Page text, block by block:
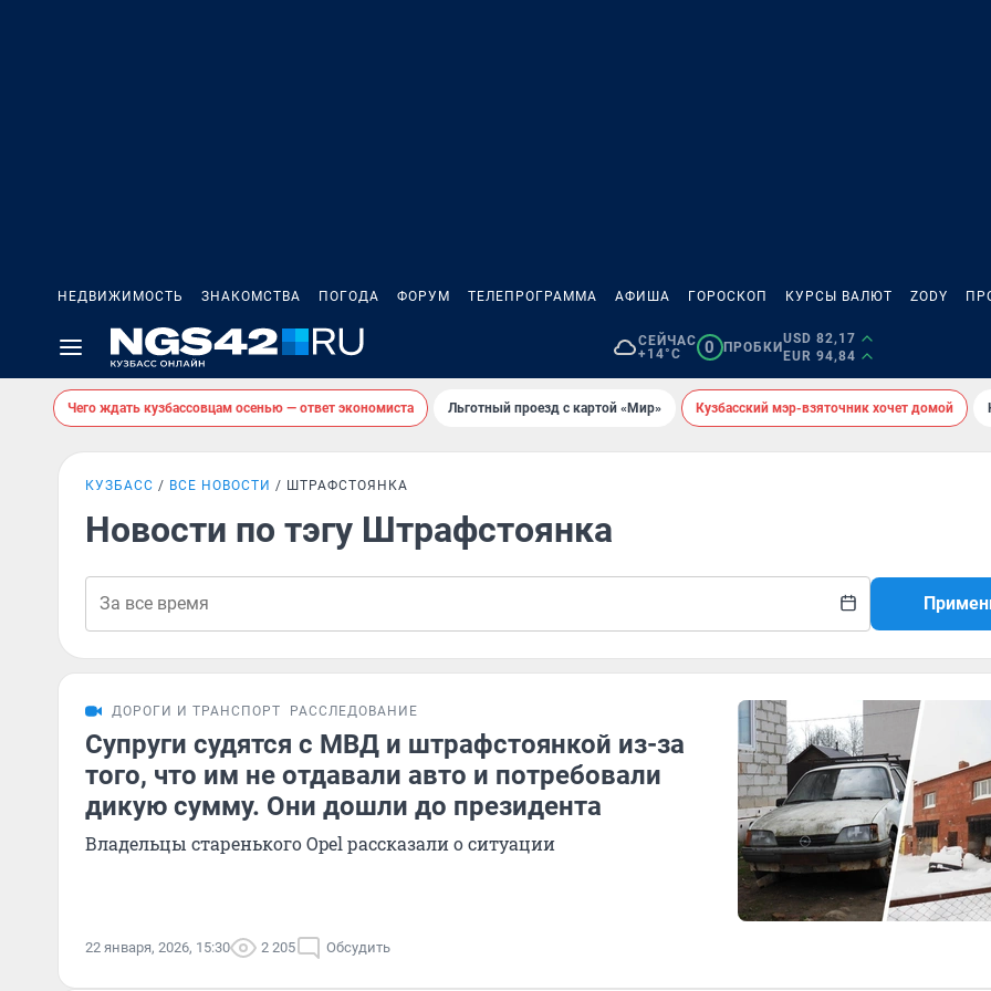
НЕДВИЖИМОСТЬ ЗНАКОМСТВА ПОГОДА ФОРУМ ТЕЛЕПРОГРАММА АФИША ГОРОСКОП КУРСЫ ВАЛЮТ ZODY
СЕЙЧАС
+14°C
0 ПРОБКИ
USD 82,17
EUR 94,84
Чего ждать кузбассовцам осенью — ответ экономиста Льготный проезд с картой «Мир» Кузбасский мэр-взяточник хочет домой
КУЗБАСС ВСЕ НОВОСТИ ШТРАФСТОЯНКА
Новости по тэгу Штрафстоянка
ДОРОГИ И ТРАНСПОРТ РАССЛЕДОВАНИЕ
Супруги судятся с МВД и штрафстоянкой из-за
того, что им не отдавали авто и потребовали
дикую сумму. Они дошли до президента
Владельцы старенького Opel рассказали о ситуации
22 января, 2026, 15:30 2 205 Обсудить